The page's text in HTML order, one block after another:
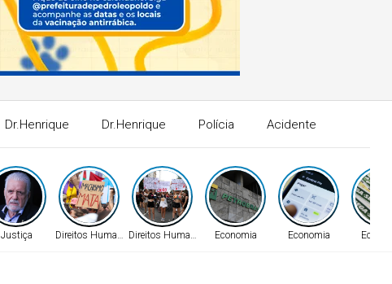
Dr.Henrique Dr.Henrique Polícia Acidente
Justiça Direitos HumanosDireitos Humanos Economia Economia